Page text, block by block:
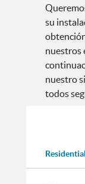
su
nuestros
nuestro
todos